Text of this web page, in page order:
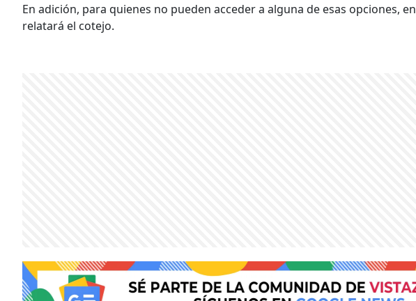
En adición, para quienes no pueden acceder a alguna de esas opciones, en
relatará el cotejo.